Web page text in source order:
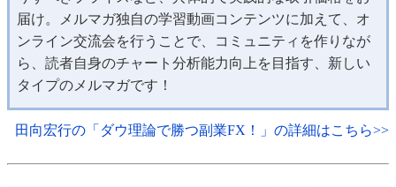
届け。メルマガ独自の学習動画コンテンツに加えて、オ
ンライン交流会を行うことで、コミュニティを作りなが
ら、読者自身のチャート分析能力向上を目指す、新しい
タイプのメルマガです！
田向宏行の「ダウ理論で勝つ副業FX！」の詳細はこちら>>